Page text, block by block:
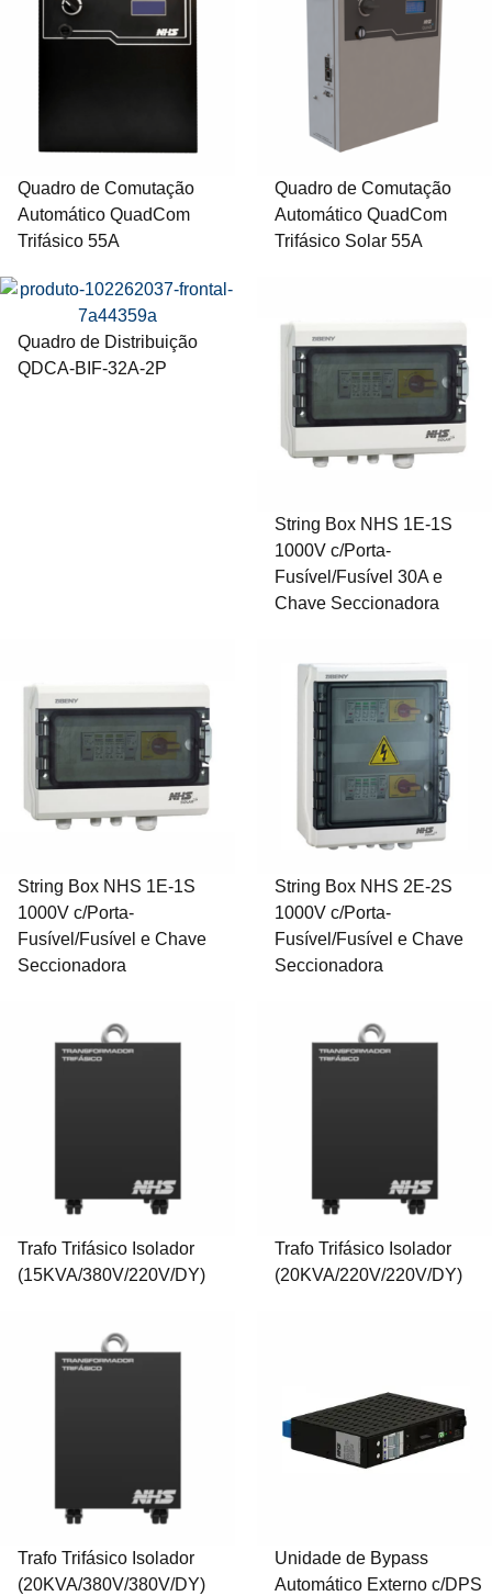
Quadro de Comutação
Automático QuadCom
Trifásico 55A
Quadro de Comutação
Automático QuadCom
Trifásico Solar 55A
Quadro de Distribuição
QDCA-BIF-32A-2P
String Box NHS 1E-1S
1000V c/Porta-
Fusível/Fusível 30A e
Chave Seccionadora
String Box NHS 1E-1S
1000V c/Porta-
Fusível/Fusível e Chave
Seccionadora
String Box NHS 2E-2S
1000V c/Porta-
Fusível/Fusível e Chave
Seccionadora
Trafo Trifásico Isolador
(15KVA/380V/220V/DY)
Trafo Trifásico Isolador
(20KVA/220V/220V/DY)
Trafo Trifásico Isolador
(20KVA/380V/380V/DY)
Unidade de Bypass
Automático Externo c/DPS